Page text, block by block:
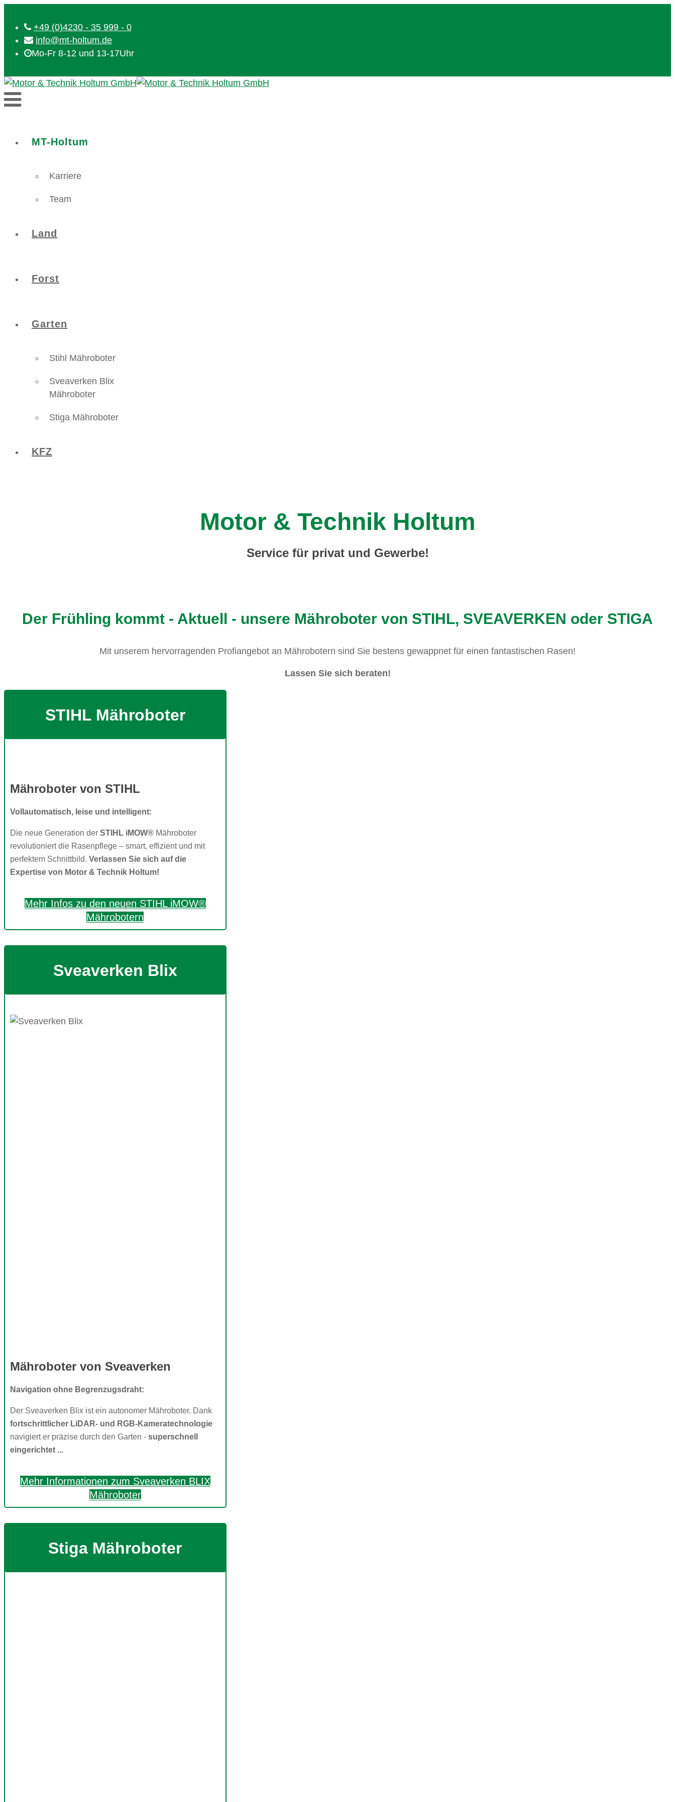
+49 (0)4230 - 35 999 - 0
info@mt-holtum.de
Mo-Fr 8-12 und 13-17Uhr
MT-Holtum
Karriere
Team
Land
Forst
Garten
Stihl Mähroboter
Sveaverken Blix
Mähroboter
Stiga Mähroboter
KFZ
Motor & Technik Holtum
Service für privat und Gewerbe!
Der Frühling kommt - Aktuell - unsere Mähroboter von STIHL, SVEAVERKEN oder STIGA
Mit unserem hervorragenden Profiangebot an Mährobotern sind Sie bestens gewappnet für einen fantastischen Rasen!
Lassen Sie sich beraten!
STIHL Mähroboter
Mähroboter von STIHL
Vollautomatisch, leise und intelligent:
Die neue Generation der STIHL iMOW® Mähroboter
revolutioniert die Rasenpflege – smart, effizient und mit
perfektem Schnittbild. Verlassen Sie sich auf die
Expertise von Motor & Technik Holtum!
Mehr Infos zu den neuen STIHL iMOW®
Mährobotern
Sveaverken Blix
Mähroboter von Sveaverken
Navigation ohne Begrenzugsdraht:
Der Sveaverken Blix ist ein autonomer Mähroboter. Dank
fortschrittlicher LiDAR- und RGB-Kameratechnologie
navigiert er präzise durch den Garten - superschnell
eingerichtet ...
Mehr Informationen zum Sveaverken BLIX
Mähroboter
Stiga Mähroboter